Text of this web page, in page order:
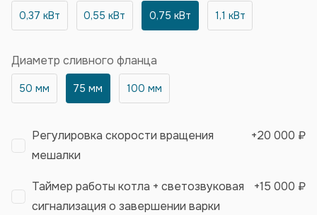
0,37 кВт 0,55 кВт 0,75 кВт 1,1 кВт
Диаметр сливного фланца
50 мм 75 мм 100 мм
Регулировка скорости вращения
мешалки
+20 000 ₽
Таймер работы котла + светозвуковая
сигнализация о завершении варки
+15 000 ₽